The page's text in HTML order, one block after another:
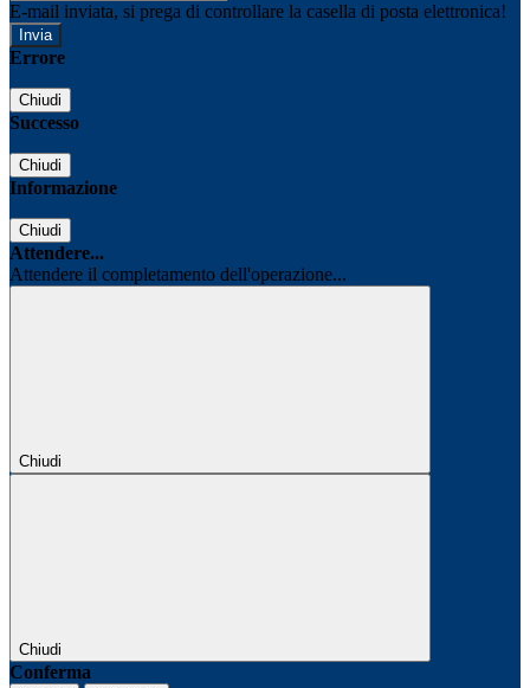
E-mail inviata, si prega di controllare la casella di posta elettronica!
Errore
Chiudi
Successo
Chiudi
Informazione
Chiudi
Attendere...
Attendere il completamento dell'operazione...
Chiudi
Chiudi
Conferma